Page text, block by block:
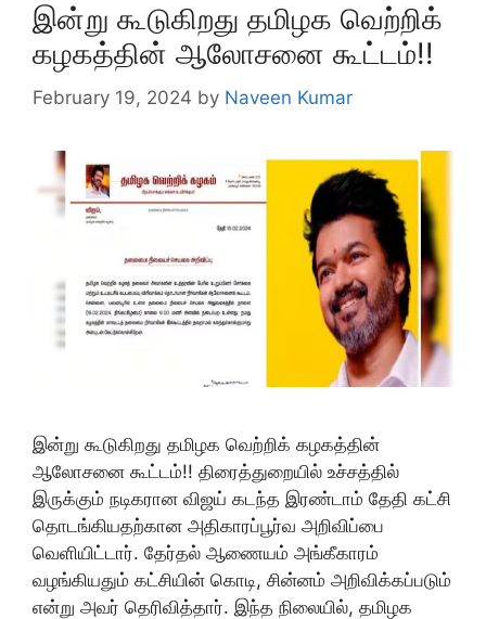
இன்று கூடுகிறது தமிழக வெற்றிக்
கழகத்தின் ஆலோசனை கூட்டம்!!
February 19, 2024 by Naveen Kumar
இன்று கூடுகிறது தமிழக வெற்றிக் கழகத்தின்
ஆலோசனை கூட்டம்!! திரைத்துறையில் உச்சத்தில்
இருக்கும் நடிகரான விஜய் கடந்த இரண்டாம் தேதி கட்சி
தொடங்கியதற்கான அதிகாரப்பூர்வ அறிவிப்பை
வெளியிட்டார். தேர்தல் ஆணையம் அங்கீகாரம்
வழங்கியதும் கட்சியின் கொடி, சின்னம் அறிவிக்கப்படும்
என்று அவர் தெரிவித்தார். இந்த நிலையில், தமிழக